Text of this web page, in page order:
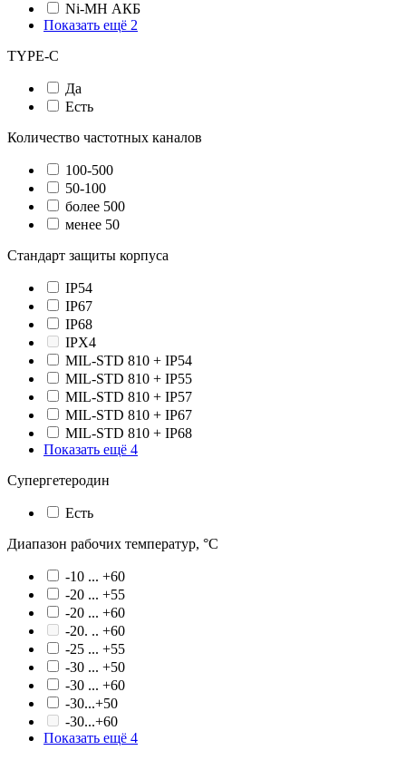
Ni-MH АКБ
Показать ещё 2
TYPE-C
Да
Есть
Количество частотных каналов
100-500
50-100
более 500
менее 50
Стандарт защиты корпуса
IP54
IP67
IP68
IPX4
MIL-STD 810 + IP54
MIL-STD 810 + IP55
MIL-STD 810 + IP57
MIL-STD 810 + IP67
MIL-STD 810 + IP68
Показать ещё 4
Супергетеродин
Есть
Диапазон рабочих температур, °С
-10 ... +60
-20 ... +55
-20 ... +60
-20. .. +60
-25 ... +55
-30 ... +50
-30 ... +60
-30...+50
-30...+60
Показать ещё 4